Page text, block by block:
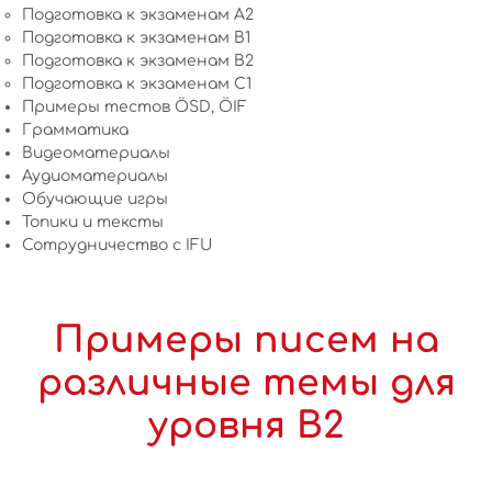
Подготовка к экзаменам A2
Подготовка к экзаменам B1
Подготовка к экзаменам B2
Подготовка к экзаменам C1
Примеры тестов ÖSD, ÖIF
Грамматика
Видеоматериалы
Аудиоматериалы
Обучающие игры
Топики и тексты
Сотрудничество c IFU
Примеры писем на
различные темы для
уровня B2